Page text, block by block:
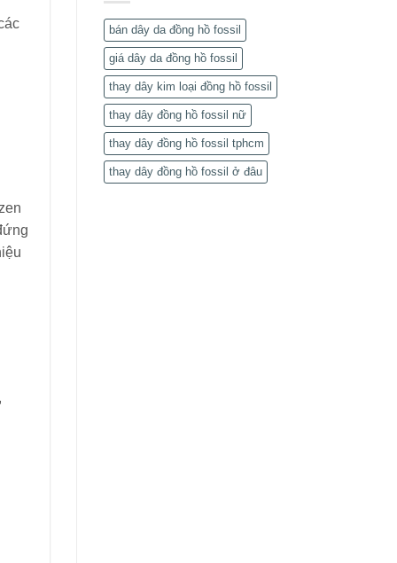
bán dây da đồng hồ fossil
giá dây da đồng hồ fossil
thay dây kim loại đồng hồ fossil
thay dây đồng hồ fossil nữ
thay dây đồng hồ fossil tphcm
thay dây đồng hồ fossil ở đâu